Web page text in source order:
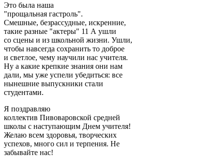
Это была наша
"прощальная гастроль".
Смешные, безрассудные, искренние,
такие разные "актеры" 11 А ушли
со сцены и из школьной жизни. Ушли,
чтобы навсегда сохранить то доброе
и светлое, чему научили нас учителя.
Ну а какие крепкие знания они нам
дали, мы уже успели убедиться: все
нынешние выпускники стали
студентами.
Я поздравляю
коллектив Пивоваровской средней
школы с наступающим Днем учителя!
Желаю всем здоровья, творческих
успехов, много сил и терпения. Не
забывайте нас!